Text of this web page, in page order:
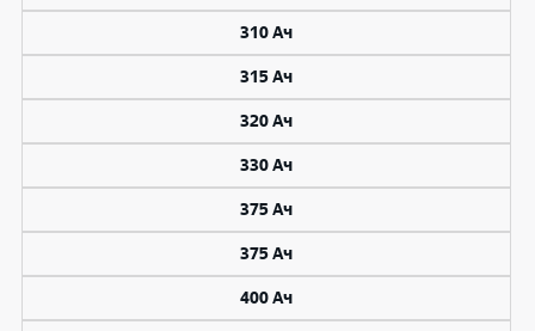
310 Ач
315 Ач
320 Ач
330 Ач
375 Ач
375 Ач
400 Ач